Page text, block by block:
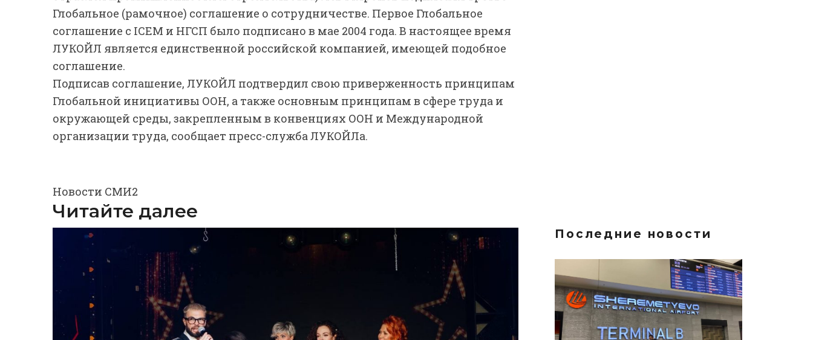
Глобальное (рамочное) соглашение о сотрудничестве. Первое Глобальное
соглашение с ICEM и НГСП было подписано в мае 2004 года. В настоящее время
ЛУКОЙЛ является единственной российской компанией, имеющей подобное
соглашение.
Подписав соглашение, ЛУКОЙЛ подтвердил свою приверженность принципам
Глобальной инициативы ООН, а также основным принципам в сфере труда и
окружающей среды, закрепленным в конвенциях ООН и Международной
организации труда, сообщает пресс-служба ЛУКОЙЛа.
Новости СМИ2
Читайте далее
Последние новости